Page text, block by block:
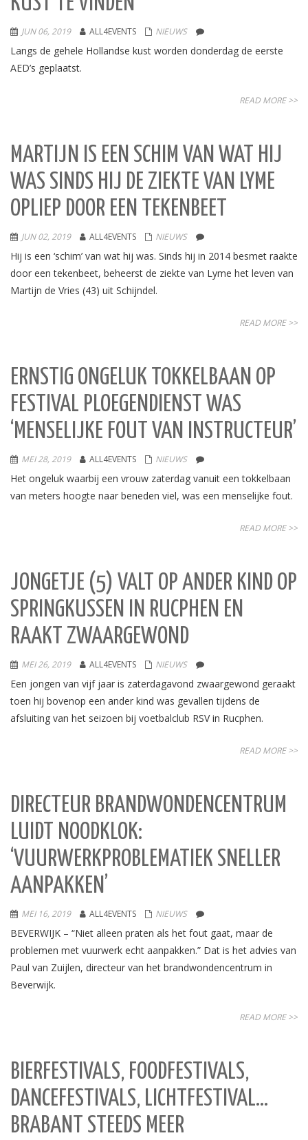
JUN 06, 2019 ALL4EVENTS NIEUWS
Langs de gehele Hollandse kust worden donderdag de eerste
AED’s geplaatst.
READ MORE >>
MARTIJN IS EEN SCHIM VAN WAT HIJ
WAS SINDS HIJ DE ZIEKTE VAN LYME
OPLIEP DOOR EEN TEKENBEET
JUN 02, 2019 ALL4EVENTS NIEUWS
Hij is een ‘schim’ van wat hij was. Sinds hij in 2014 besmet raakte
door een tekenbeet, beheerst de ziekte van Lyme het leven van
Martijn de Vries (43) uit Schijndel.
READ MORE >>
ERNSTIG ONGELUK TOKKELBAAN OP
FESTIVAL PLOEGENDIENST WAS
‘MENSELIJKE FOUT VAN INSTRUCTEUR’
MEI 28, 2019 ALL4EVENTS NIEUWS
Het ongeluk waarbij een vrouw zaterdag vanuit een tokkelbaan
van meters hoogte naar beneden viel, was een menselijke fout.
READ MORE >>
JONGETJE (5) VALT OP ANDER KIND OP
SPRINGKUSSEN IN RUCPHEN EN
RAAKT ZWAARGEWOND
MEI 26, 2019 ALL4EVENTS NIEUWS
Een jongen van vijf jaar is zaterdagavond zwaargewond geraakt
toen hij bovenop een ander kind was gevallen tijdens de
afsluiting van het seizoen bij voetbalclub RSV in Rucphen.
READ MORE >>
DIRECTEUR BRANDWONDENCENTRUM
LUIDT NOODKLOK:
‘VUURWERKPROBLEMATIEK SNELLER
AANPAKKEN’
MEI 16, 2019 ALL4EVENTS NIEUWS
BEVERWIJK – “Niet alleen praten als het fout gaat, maar de
problemen met vuurwerk echt aanpakken.” Dat is het advies van
Paul van Zuijlen, directeur van het brandwondencentrum in
Beverwijk.
READ MORE >>
BIERFESTIVALS, FOODFESTIVALS,
DANCEFESTIVALS, LICHTFESTIVAL…
BRABANT STEEDS MEER